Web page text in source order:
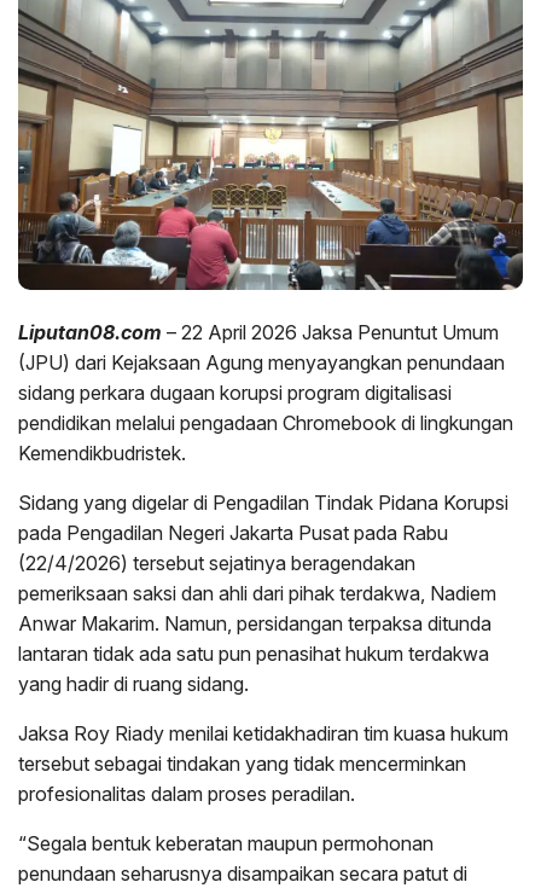
Liputan08.com – 22 April 2026 Jaksa Penuntut Umum
(JPU) dari Kejaksaan Agung menyayangkan penundaan
sidang perkara dugaan korupsi program digitalisasi
pendidikan melalui pengadaan Chromebook di lingkungan
Kemendikbudristek.
Sidang yang digelar di Pengadilan Tindak Pidana Korupsi
pada Pengadilan Negeri Jakarta Pusat pada Rabu
(22/4/2026) tersebut sejatinya beragendakan
pemeriksaan saksi dan ahli dari pihak terdakwa, Nadiem
Anwar Makarim. Namun, persidangan terpaksa ditunda
lantaran tidak ada satu pun penasihat hukum terdakwa
yang hadir di ruang sidang.
Jaksa Roy Riady menilai ketidakhadiran tim kuasa hukum
tersebut sebagai tindakan yang tidak mencerminkan
profesionalitas dalam proses peradilan.
“Segala bentuk keberatan maupun permohonan
penundaan seharusnya disampaikan secara patut di